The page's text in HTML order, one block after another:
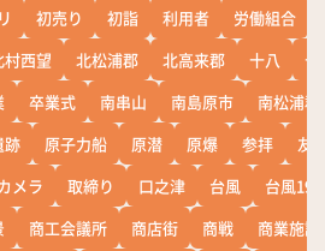
初売り 初詣 利用者 労働組合
村西望 北松浦郡 北高来郡 十八
十
卒業式 南串山 南島原市
南松浦郡
跡 原子力船 原潜 原爆 参拝
友
メラ 取締り 口之津 台風
台風19
商工会議所 商店街 商戦
商業施設